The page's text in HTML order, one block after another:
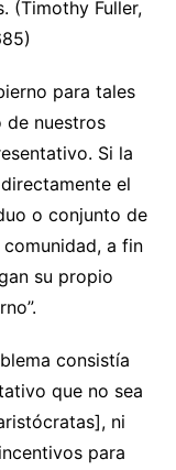
(Timothy Fuller,
para tales
de nuestros
Si la
el
o conjunto de
a fin
su propio
consistía
que no sea
ni
para